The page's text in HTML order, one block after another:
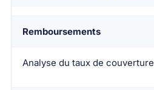
Remboursements
Analyse du taux de couverture